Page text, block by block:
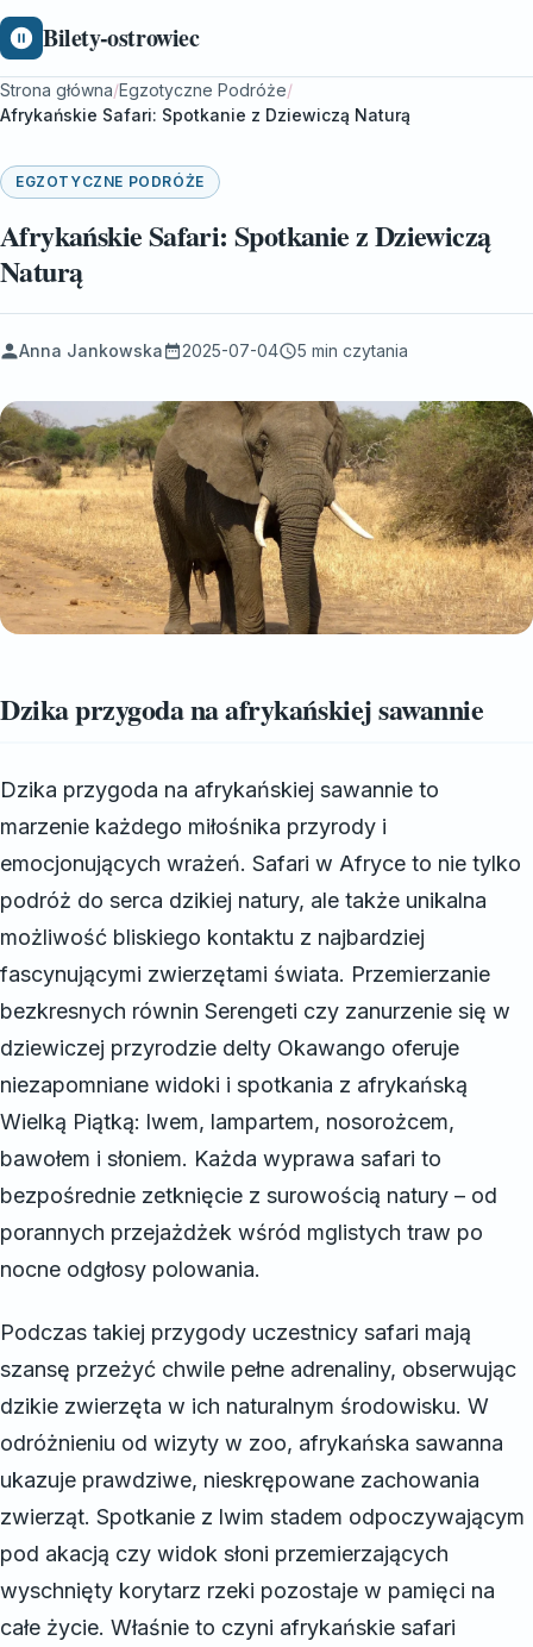
Bilety-ostrowiec
Strona główna/Egzotyczne Podróże/
Afrykańskie Safari: Spotkanie z Dziewiczą Naturą
EGZOTYCZNE PODRÓŻE
Afrykańskie Safari: Spotkanie z Dziewiczą
Naturą
Anna Jankowska 2025-07-04 5 min czytania
Dzika przygoda na afrykańskiej sawannie
Dzika przygoda na afrykańskiej sawannie to
marzenie każdego miłośnika przyrody i
emocjonujących wrażeń. Safari w Afryce to nie tylko
podróż do serca dzikiej natury, ale także unikalna
możliwość bliskiego kontaktu z najbardziej
fascynującymi zwierzętami świata. Przemierzanie
bezkresnych równin Serengeti czy zanurzenie się w
dziewiczej przyrodzie delty Okawango oferuje
niezapomniane widoki i spotkania z afrykańską
Wielką Piątką: lwem, lampartem, nosorożcem,
bawołem i słoniem. Każda wyprawa safari to
bezpośrednie zetknięcie z surowością natury – od
porannych przejażdżek wśród mglistych traw po
nocne odgłosy polowania.
Podczas takiej przygody uczestnicy safari mają
szansę przeżyć chwile pełne adrenaliny, obserwując
dzikie zwierzęta w ich naturalnym środowisku. W
odróżnieniu od wizyty w zoo, afrykańska sawanna
ukazuje prawdziwe, nieskrępowane zachowania
zwierząt. Spotkanie z lwim stadem odpoczywającym
pod akacją czy widok słoni przemierzających
wyschnięty korytarz rzeki pozostaje w pamięci na
całe życie. Właśnie to czyni afrykańskie safari